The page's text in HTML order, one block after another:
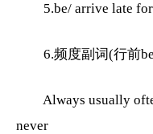
5.be/ arrive late for
6.频度副词(行前
Always usually
never